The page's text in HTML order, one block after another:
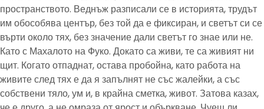
пространството. Веднъж разписали се в историята, трудът
им обособява център, без той да е фиксиран, и светът си се
върти около тях, без значение дали светът го знае или не.
Като с Махалото на Фуко. Докато са живи, те са живият ни
щит. Когато отпаднат, остава пробойна, като работа на
живите след тях е да я запълнят не със жалейки, а със
собствени тяло, ум и, в крайна сметка, живот. Затова казах,